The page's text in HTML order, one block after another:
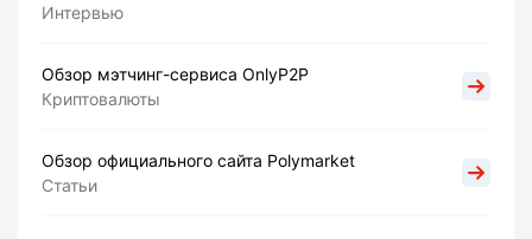
Интервью
Обзор мэтчинг-сервиса OnlyP2P
Криптовалюты
Обзор официального сайта Polymarket
Статьи